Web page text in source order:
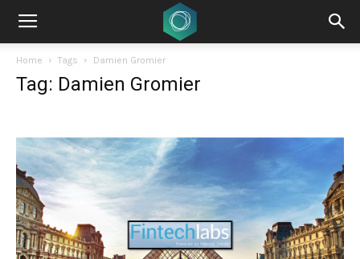
Home Tags Damien Gromier
Tag: Damien Gromier